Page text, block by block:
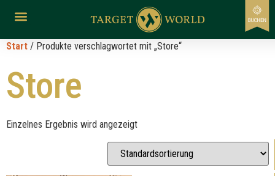
Start / Produkte verschlagwortet mit „Store“
Store
Einzelnes Ergebnis wird angezeigt